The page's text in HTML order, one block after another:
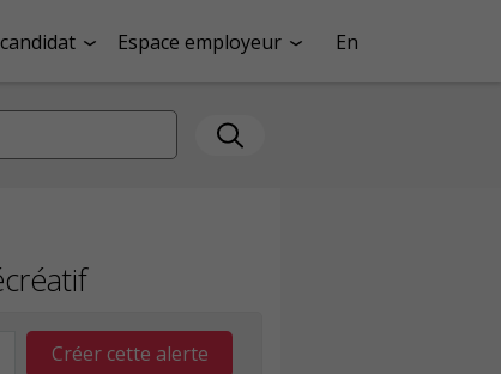
Espace employeur En
Créer cette alerte